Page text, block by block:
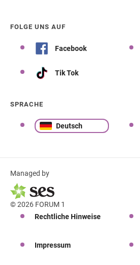
FOLGE UNS AUF
Facebook
Tik Tok
SPRACHE
Deutsch
Managed by
© 2026 FORUM 1
Rechtliche Hinweise
Impressum